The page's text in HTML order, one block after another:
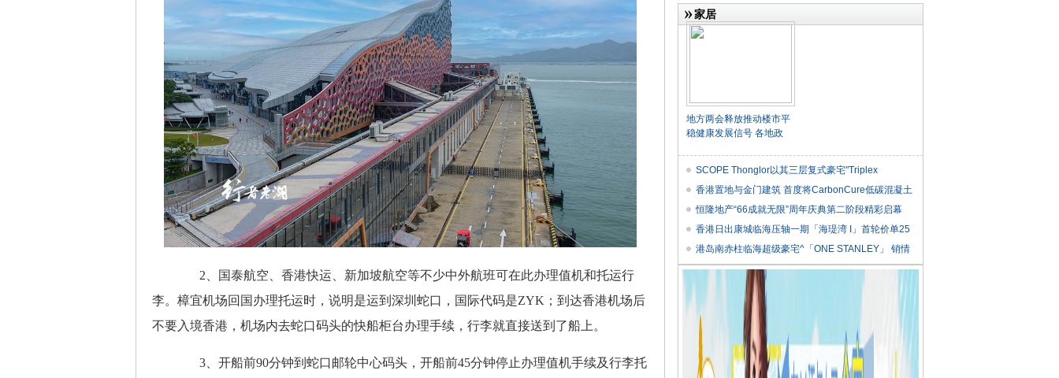
2、国泰航空、香港快运、新加坡航空等不少中外航班可在此办理值机和托运行
李。樟宜机场回国办理托运时，说明是运到深圳蛇口，国际代码是ZYK；到达香港机场后
不要入境香港，机场内去蛇口码头的快船柜台办理手续，行李就直接送到了船上。
3、开船前90分钟到蛇口邮轮中心码头，开船前45分钟停止办理值机手续及行李托
家居
地方两会释放推动楼市平
稳健康发展信号 各地政
SCOPE Thonglor以其三层复式豪宅"Triplex
Residen
香港置地与金门建筑 首度将CarbonCure低碳混凝土
恒隆地产“66成就无限”周年庆典第二阶段精彩启幕
香港日出康城临海压轴一期「海瑅湾 I」首轮价单25
港岛南赤柱临海超级豪宅^「ONE STANLEY」 销情
气